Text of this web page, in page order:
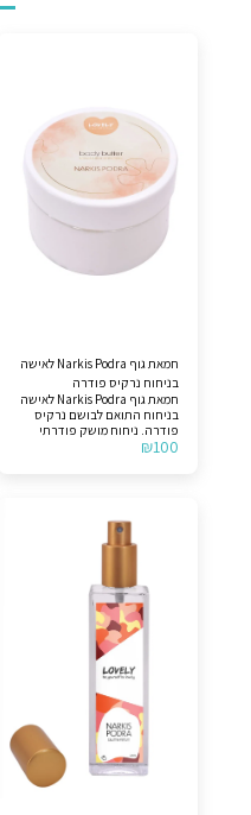
חמאת גוף Narkis Podra לאישה
בניחוח נרקיס פודרה
חמאת גוף Narkis Podra לאישה
בניחוח התואם לבושם נרקיס
פודרה. ניחוח מושק פודרתי
לנשים. תווים עליונים >> ורד
₪100